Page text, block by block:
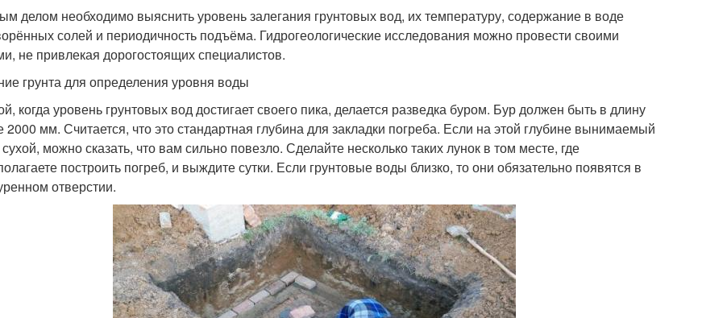
делом необходимо выяснить уровень залегания грунтовых вод, их температуру, содержание в воде
солей и периодичность подъёма. Гидрогеологические исследования можно провести своими
не привлекая дорогостоящих специалистов.
грунта для определения уровня воды
когда уровень грунтовых вод достигает своего пика, делается разведка буром. Бур должен быть в длину
2000 мм. Считается, что это стандартная глубина для закладки погреба. Если на этой глубине вынимаемый
сухой, можно сказать, что вам сильно повезло. Сделайте несколько таких лунок в том месте, где
построить погреб, и выждите сутки. Если грунтовые воды близко, то они обязательно появятся в
отверстии.